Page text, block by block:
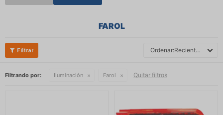
FAROL
Recientes
Filtrando por: Iluminación Farol Quitar filtros